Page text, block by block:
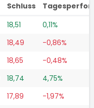
Schluss
18,51
0,11%
18,49
-0,86%
18,65
-0,48%
18,74
4,75%
17,89
-1,97%